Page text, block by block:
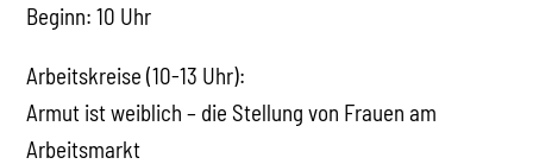
Beginn: 10 Uhr
Arbeitskreise (10-13 Uhr):
Armut ist weiblich – die Stellung von Frauen am
Arbeitsmarkt